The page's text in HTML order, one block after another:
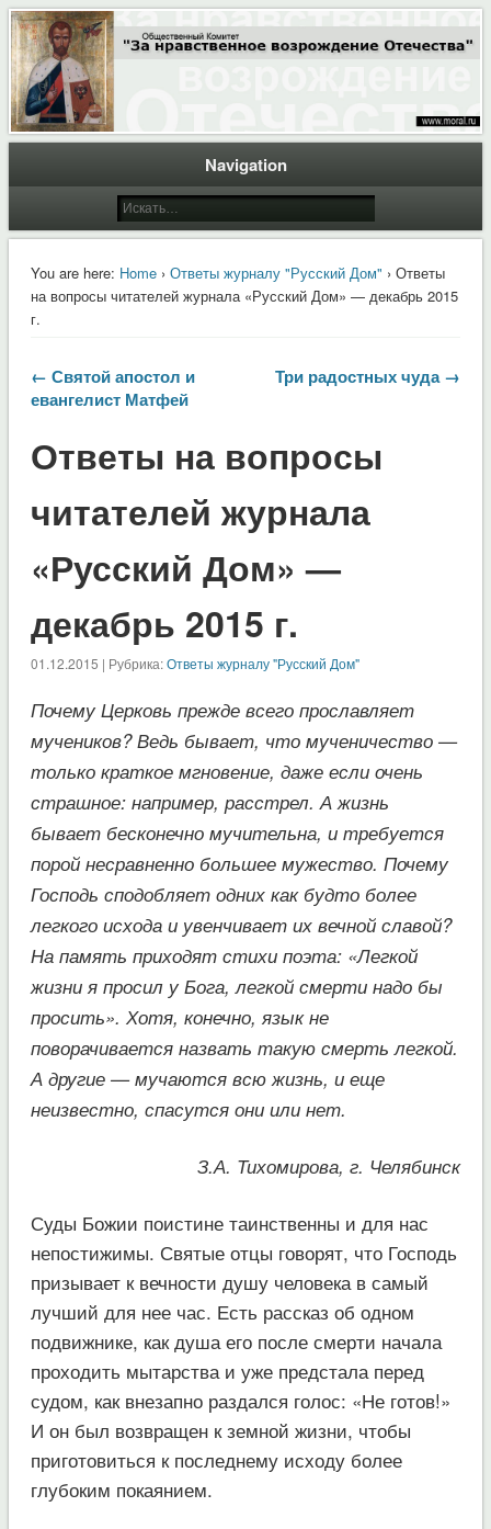
Moral.Ru
Общественный Комитет "За нравственное возрождение Отечества"
Navigation
You are here: Home› Ответы журналу "Русский Дом" › Ответы
на вопросы читателей журнала «Русский Дом» — декабрь 2015
г.
← Святой апостол и
евангелист Матфей
Три радостных чуда →
Ответы на вопросы
читателей журнала
«Русский Дом» —
декабрь 2015 г.
01.12.2015 | Рубрика:Ответы журналу "Русский Дом"
Почему Церковь прежде всего прославляет
мучеников? Ведь бывает, что мученичество —
только краткое мгновение, даже если очень
страшное: например, расстрел. А жизнь
бывает бесконечно мучительна, и требуется
порой несравненно большее мужество. Почему
Господь сподобляет одних как будто более
легкого исхода и увенчивает их вечной славой?
На память приходят стихи поэта: «Легкой
жизни я просил у Бога, легкой смерти надо бы
просить». Хотя, конечно, язык не
поворачивается назвать такую смерть легкой.
А другие — мучаются всю жизнь, и еще
неизвестно, спасутся они или нет.
З.А. Тихомирова, г. Челябинск
Суды Божии поистине таинственны и для нас
непостижимы. Святые отцы говорят, что Господь
призывает к вечности душу человека в самый
лучший для нее час. Есть рассказ об одном
подвижнике, как душа его после смерти начала
проходить мытарства и уже предстала перед
судом, как внезапно раздался голос: «Не готов!»
И он был возвращен к земной жизни, чтобы
приготовиться к последнему исходу более
глубоким покаянием.